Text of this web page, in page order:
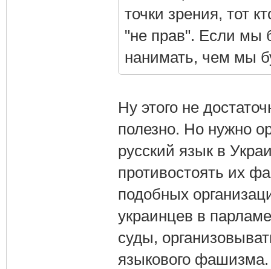
точки зрения, тот
"не прав". Если мы
нанимать, чем мы
Ну этого не
полезно. Но нужно
русский язык в
противостоять их
подобных
украинцев в
суды,
языкового